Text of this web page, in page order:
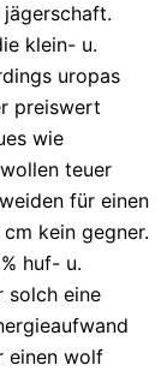
klein- u.
uropas
preiswert
wie
teuer
für einen
kein gegner.
huf- u.
solch eine
einen wolf